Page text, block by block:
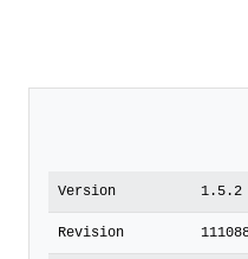
Version 1.5.2
Revision